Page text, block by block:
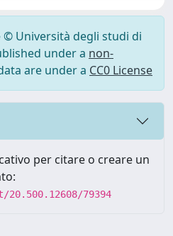
Università degli studi di
under a non-
are under a CC0 License
per citare o creare un
79394